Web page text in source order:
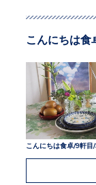
こんにちは食